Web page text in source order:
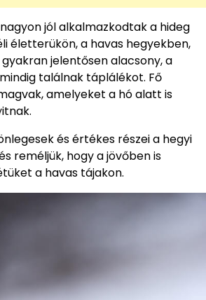
jól alkalmazkodtak a hideg
életterükön, a havas hegyekben,
jelentősen alacsony, a
találnak táplálékot. Fő
amelyeket a hó alatt is
és értékes részei a hegyi
reméljük, hogy a jövőben is
a havas tájakon.